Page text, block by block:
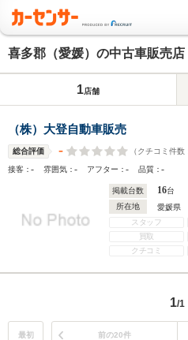
喜多郡（愛媛）の中古車販売
1店舗
（株）大登自動車販売
総合評価 - （クチコミ件数
接客：- 雰囲気：- アフター：- 品質：-
掲載台数 16台
所在地
愛媛県
スタッフ
買取
クチコミ
1/1
最初 前の20件